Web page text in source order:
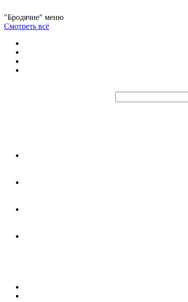
"Бродячие" меню
Смотреть всё